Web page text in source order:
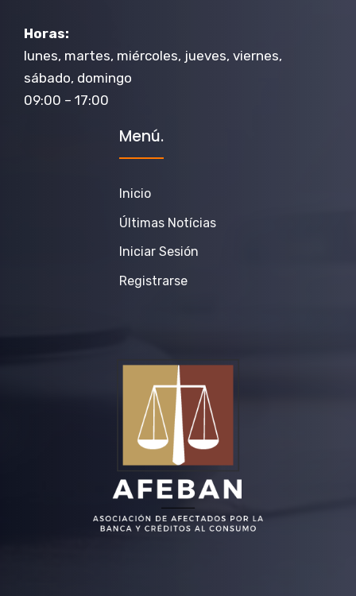
Horas:
lunes, martes, miércoles, jueves, viernes,
sábado, domingo
09:00 – 17:00
Menú.
Inicio
Últimas Notícias
Iniciar Sesión
Registrarse